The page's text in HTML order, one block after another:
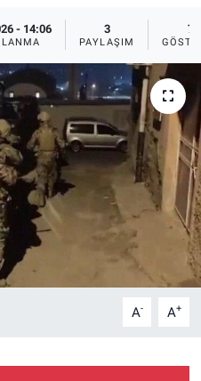
- 14:06 3
PAYLAŞIM
7
A- A+